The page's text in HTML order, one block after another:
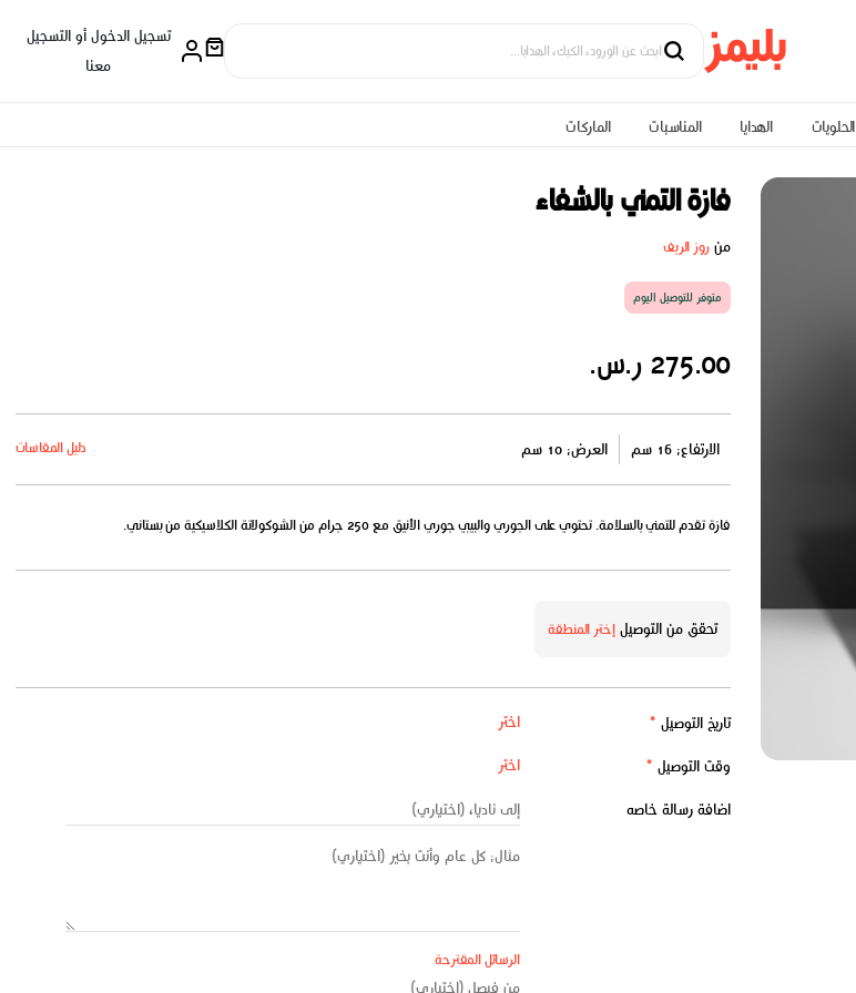
تسجيل الدخول أو التسجيل
معنا
الحلويات الهدايا المناسبات الماركات
فازة التمني بالشفاء
منروز الريف
متوفر للتوصيل اليوم
275.00 ر.س.
الارتفاع: 16 سم العرض: 10 سم دليل المقاسات
فازة تقدم للتمني بالسلامة. تحتوي على الجوري والبيبي جوري الأنيق مع 250 جرام من الشوكولاتة الكلاسيكية من بستاني.
تحقق من التوصيلإختر المنطقة
تاريخ التوصيل *
وقت التوصيل *
اضافة رسالة خاصه
الرسائل المقترحة